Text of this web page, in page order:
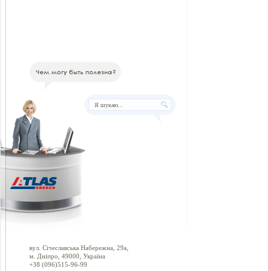
вул. Січеславська Набережна, 29а,
м. Дніпро, 49000, Україна
+38 (096)515-96-99